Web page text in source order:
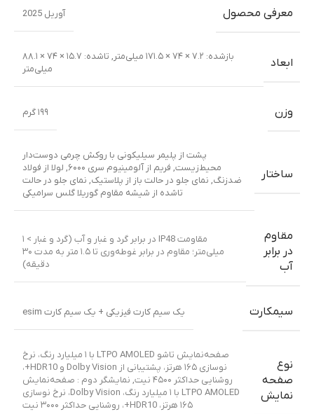
معرفی محصول آوریل 2025
ابعاد بازشده: ۷.۲ × ۷۴ × ۱۷۱.۵ میلی‌متر ,
تا‌شده: ۱۵.۷ × ۷۴ × ۸۸.۱
میلی‌متر
وزن ۱۹۹ گرم
ساختار
پشت از پلیمر سیلیکونی با روکش چرمی دوست‌دار
محیط‌زیست, فریم از آلومینیوم سری ۶۰۰۰ , لولا از فولاد
ضدزنگ, نمای جلو در حالت باز از پلاستیک, نمای جلو در حالت
تا‌شده از شیشه مقاوم گوریلا گلس سرامیکی
مقاوم
در برابر
آب
مقاومت IP48 در برابر گرد و غبار و آب (گرد و غبار > ۱
میلی‌متر؛ مقاوم در برابر غوطه‌وری تا ۱.۵ متر به مدت ۳۰
دقیقه)
سیمکارت یک سیم کارت فیزیکی + یک سیم کارت esim
نوع
صفحه
نمایش
صفحه‌نمایش تاشو LTPO AMOLED با ۱ میلیارد رنگ، نرخ
نوسازی ۱۶۵ هرتز، پشتیبانی از Dolby Vision و HDR10+،
روشنایی حداکثر ۴۵۰۰ نیت
, نمایشگر دوم : صفحه‌نمایش
LTPO AMOLED با ۱ میلیارد رنگ، Dolby Vision، نرخ نوسازی
۱۶۵ هرتز، HDR10+، روشنایی حداکثر ۳۰۰۰ نیت